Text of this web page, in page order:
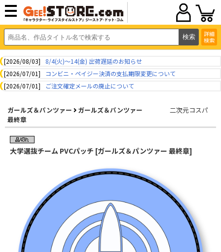
詳細
検索
[2026/08/03]
8/4(火)～14(金) 出荷遅延のお知らせ
[2026/07/01]
コンビニ・ペイジー決済の支払期限変更について
[2026/07/01]
ご注文確定メールの廃止について
ガールズ＆パンツァー
ガールズ＆パンツァー
最終章
二次元コスパ
大学選抜チーム PVCパッチ [ガールズ＆パンツァー 最終章]